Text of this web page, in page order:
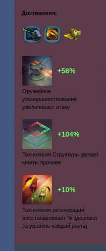
Достижения:
+56%
Оружейное
усовершенствование
увеличивает атаку
+104%
Технология Структуры делает
юниты прочнее
+10%
Технология регенерации
восстанавливает % здоровья
за уровень каждый раунд